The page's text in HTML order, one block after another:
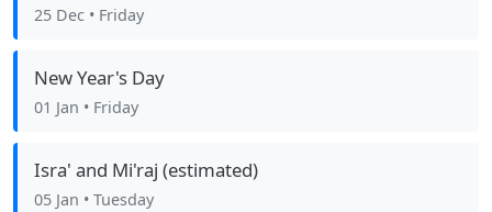
25 Dec • Friday
New Year's Day
01 Jan • Friday
Isra' and Mi'raj (estimated)
05 Jan • Tuesday